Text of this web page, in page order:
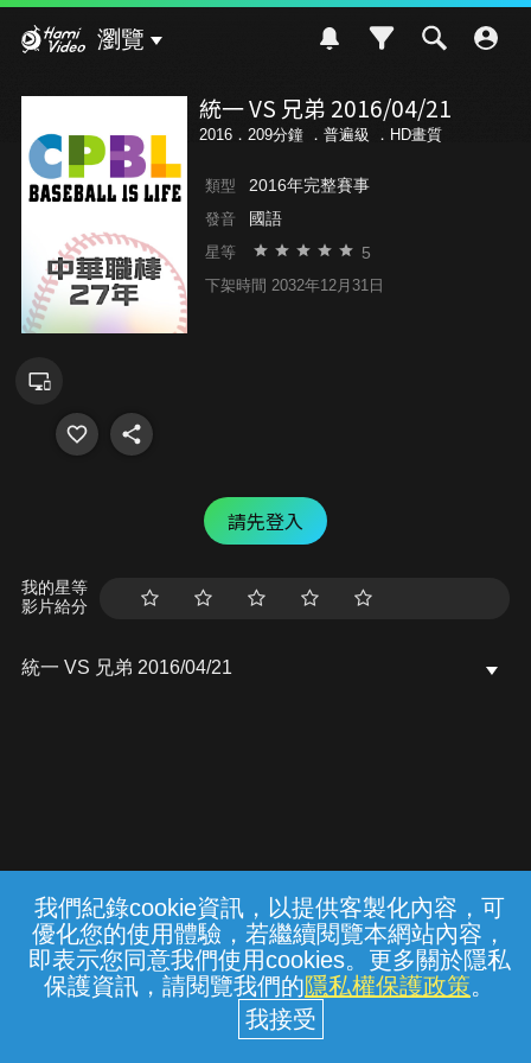
我們紀錄cookie資訊，以提供客製化內容，可
優化您的使用體驗，若繼續閱覽本網站內容，
即表示您同意我們使用cookies。更多關於隱私
保護資訊，請閱覽我們的隱私權保護政策。
瀏覽
統一 VS 兄弟 2016/04/21
2016．209分鐘 ． 普遍級 ．HD畫質
類型 2016年完整賽事
發音 國語
星等 5
下架時間 2032年12月31日
請先登入
我的星等
影片給分
統一 VS 兄弟 2016/04/21
常見問題 線上客服 服務條款 隱私權保護
中華電信股份有限公司個人家庭分公司
(統一編號：96979949) © 2026
{{notifyMsg}}